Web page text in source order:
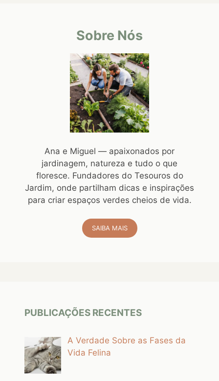
Sobre Nós
Ana e Miguel — apaixonados por
jardinagem, natureza e tudo o que
floresce. Fundadores do Tesouros do
Jardim, onde partilham dicas e inspirações
para criar espaços verdes cheios de vida.
SAIBA MAIS
PUBLICAÇÕES RECENTES
A Verdade Sobre as Fases da
Vida Felina